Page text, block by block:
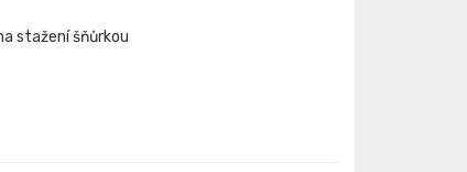
stažení šňůrkou